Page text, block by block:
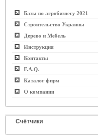
Базы по агробизнесу 2021
Строительство Украины
Дерево и Мебель
Инструкция
Контакты
F.A.Q.
Каталог фирм
О компании
Счётчики